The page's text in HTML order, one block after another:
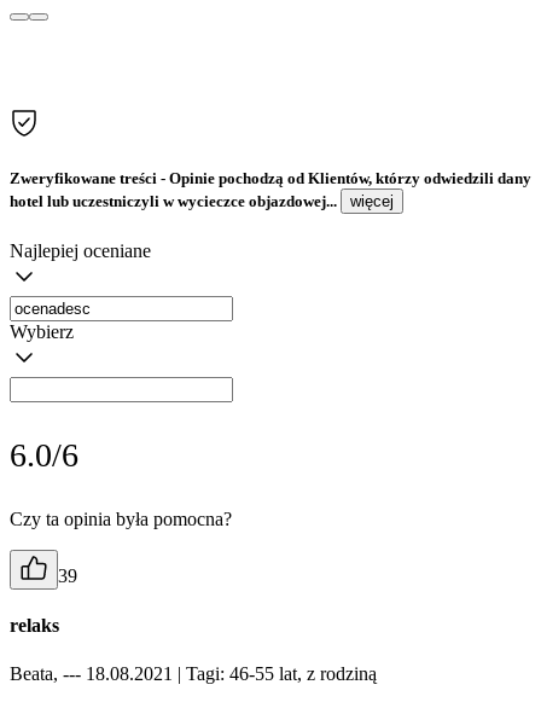
Zweryfikowane treści - Opinie pochodzą od Klientów, którzy odwiedzili dany
hotel lub uczestniczyli w wycieczce objazdowej...
więcej
Najlepiej oceniane
Wybierz
6.0/6
Czy ta opinia była pomocna?
39
relaks
Beata, --- 18.08.2021 | Tagi: 46-55 lat, z rodziną